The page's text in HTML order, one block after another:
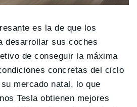
es la de que los
desarrollar sus coches
de conseguir la máxima
concretas del ciclo
mercado natal, lo que
Tesla obtienen mejores